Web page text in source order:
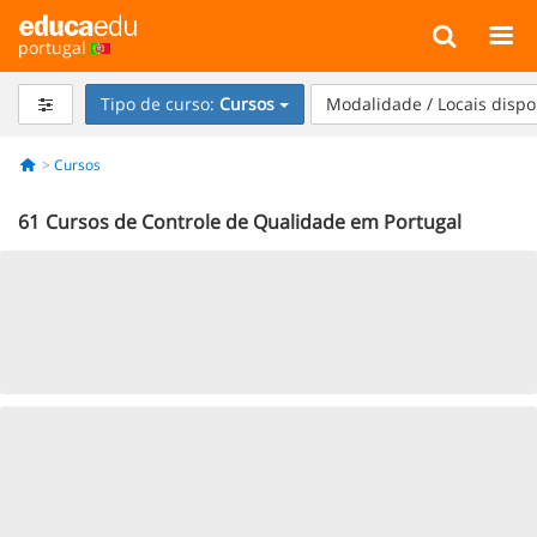
portugal
Tipo de curso: Cursos Modalidade / Locais
Cursos
61 Cursos de Controle de Qualidade em Portugal